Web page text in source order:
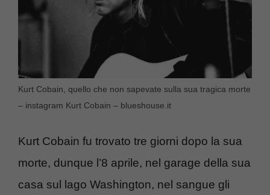
Kurt Cobain, quello che non sapevate sulla sua tragica morte
– instagram Kurt Cobain – blueshouse.it
Kurt Cobain fu trovato tre giorni dopo la sua
morte, dunque l’8 aprile, nel garage della sua
casa sul lago Washington, nel sangue gli